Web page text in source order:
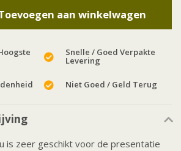
aan winkelwagen
Snelle / Goed Verpakte
Levering
Niet Goed / Geld Terug
is zeer geschikt voor de presentatie